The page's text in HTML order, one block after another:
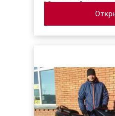
"Синергос" после